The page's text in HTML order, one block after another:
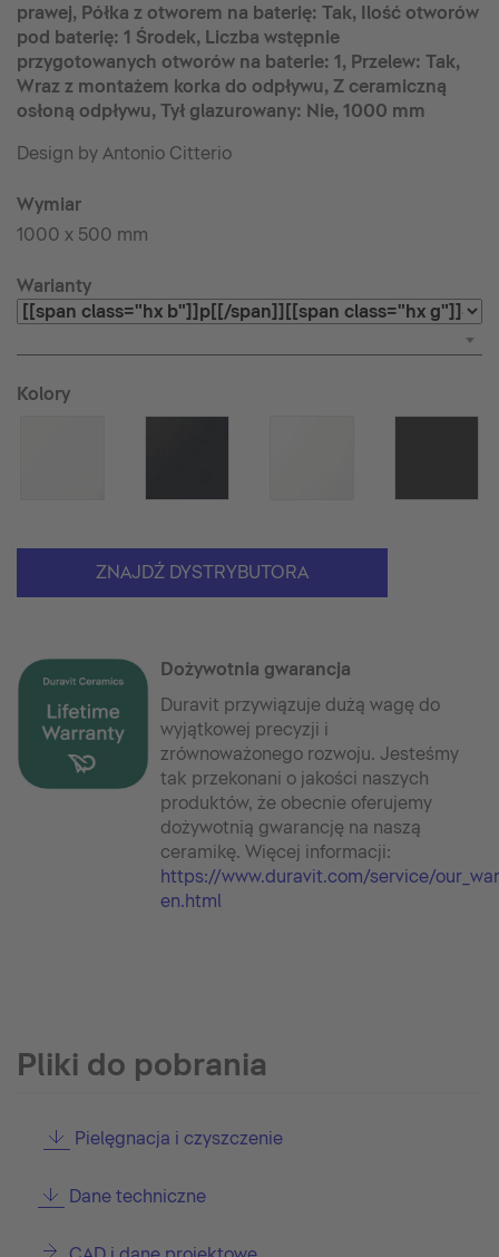
prawej, Półka z otworem na baterię: Tak, Ilość otworów
pod baterię: 1 Środek, Liczba wstępnie
przygotowanych otworów na baterie: 1, Przelew: Tak,
Wraz z montażem korka do odpływu, Z ceramiczną
osłoną odpływu, Tył glazurowany: Nie, 1000 mm
Design by Antonio Citterio
Wymiar
1000 x 500 mm
Warianty
Kolory
ZNAJDŹ DYSTRYBUTORA
Dożywotnia gwarancja
Duravit przywiązuje dużą wagę do
wyjątkowej precyzji i
zrównoważonego rozwoju. Jesteśmy
tak przekonani o jakości naszych
produktów, że obecnie oferujemy
dożywotnią gwarancję na naszą
ceramikę. Więcej informacji:
https://www.duravit.com/service/
en.html
Pliki do pobrania
Pielęgnacja i czyszczenie
Dane techniczne